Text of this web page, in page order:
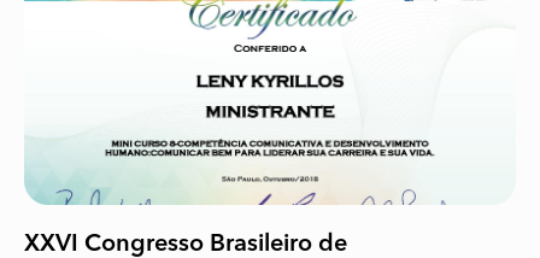
XXVI Congresso Brasileiro de